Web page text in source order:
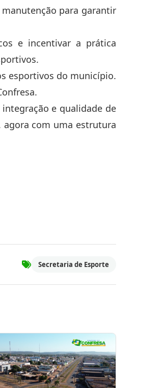
para garantir
e incentivar a prática
esportivos do município.
e qualidade de
agora com uma estrutura
Secretaria de Esporte